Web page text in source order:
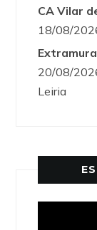
CA Vilar
18/08/
20/08/
Leiria